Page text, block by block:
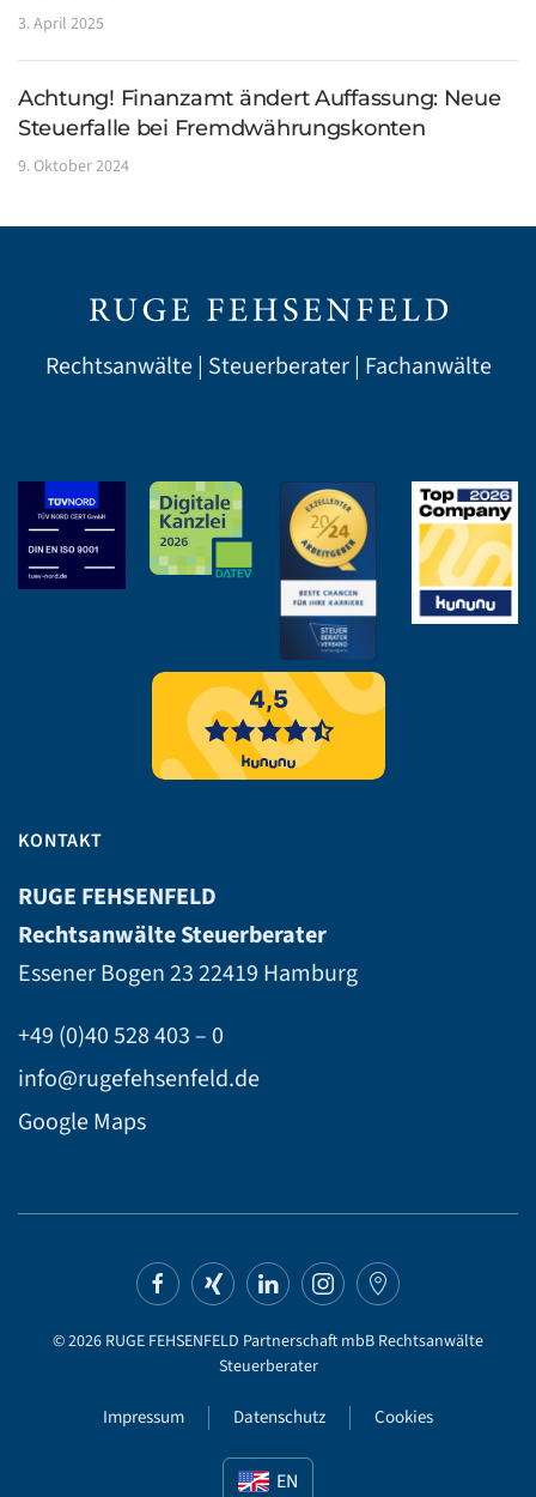
3. April 2025
Achtung! Finanzamt ändert Auffassung: Neue
Steuerfalle bei Fremdwährungskonten
9. Oktober 2024
Rechtsanwälte | Steuerberater | Fachanwälte
KONTAKT
RUGE FEHSENFELD
Rechtsanwälte Steuerberater
Essener Bogen 2322419 Hamburg
+49 (0)40 528 403 – 0
info@rugefehsenfeld.de
Google Maps
©2026 RUGE FEHSENFELD Partnerschaft mbB Rechtsanwälte
Steuerberater
Impressum Datenschutz Cookies
EN